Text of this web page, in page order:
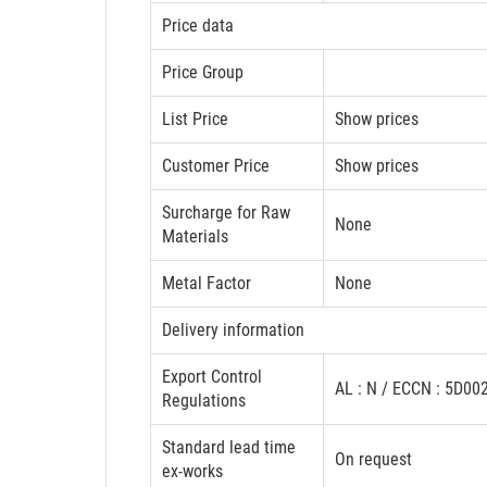
Price data
Price Group
List Price Show prices
Customer Price Show prices
Surcharge for Raw
Materials
None
Metal Factor None
Delivery information
Export Control
Regulations
AL : N / ECCN :
Standard lead time
ex-works
On request